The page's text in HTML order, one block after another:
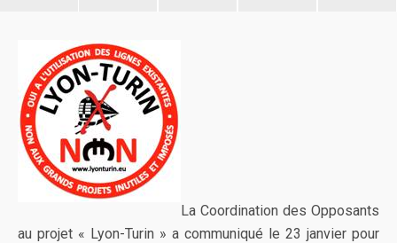
La Coordination des Opposants
au projet « Lyon-Turin » a communiqué le 23 janvier pour